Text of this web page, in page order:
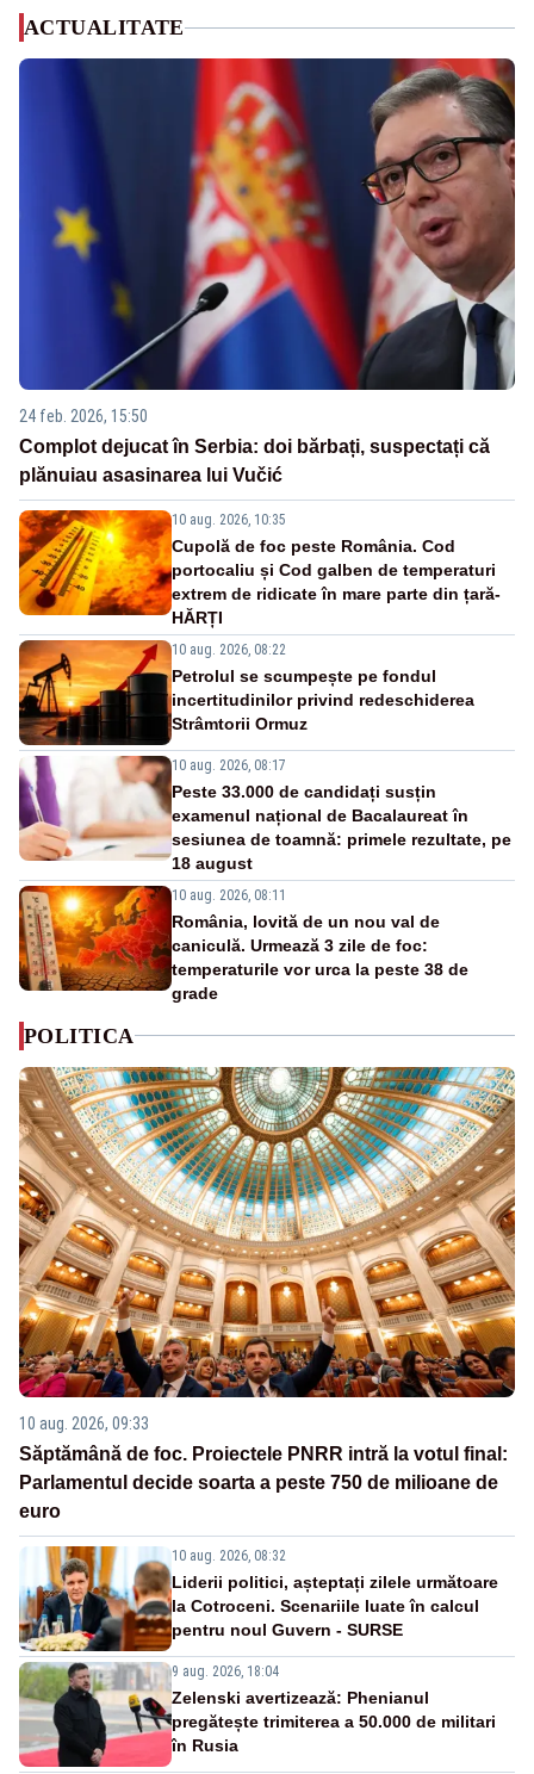
ACTUALITATE
24 feb. 2026, 15:50
Complot dejucat în Serbia: doi bărbați, suspectați că
plănuiau asasinarea lui Vučić
10 aug. 2026, 10:35
Cupolă de foc peste România. Cod
portocaliu și Cod galben de temperaturi
extrem de ridicate în mare parte din țară-
HĂRȚI
10 aug. 2026, 08:22
Petrolul se scumpește pe fondul
incertitudinilor privind redeschiderea
Strâmtorii Ormuz
10 aug. 2026, 08:17
Peste 33.000 de candidați susțin
examenul național de Bacalaureat în
sesiunea de toamnă: primele rezultate, pe
18 august
10 aug. 2026, 08:11
România, lovită de un nou val de
caniculă. Urmează 3 zile de foc:
temperaturile vor urca la peste 38 de
grade
POLITICA
10 aug. 2026, 09:33
Săptămână de foc. Proiectele PNRR intră la votul final:
Parlamentul decide soarta a peste 750 de milioane de
euro
10 aug. 2026, 08:32
Liderii politici, așteptați zilele următoare
la Cotroceni. Scenariile luate în calcul
pentru noul Guvern - SURSE
9 aug. 2026, 18:04
Zelenski avertizează: Phenianul
pregătește trimiterea a 50.000 de militari
în Rusia